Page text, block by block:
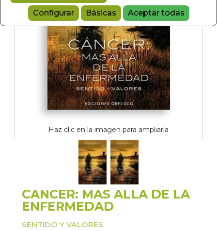
Configurar
Básicas Aceptar todas
Haz clic en la imagen para ampliarla
CANCER: MAS ALLA DE LA
ENFERMEDAD
SENTIDO Y VALORES